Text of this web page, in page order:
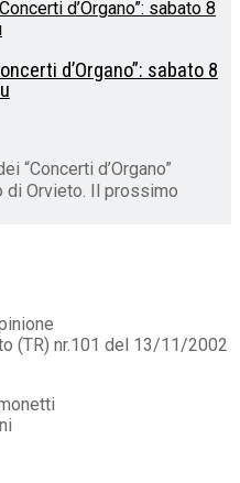
d’Organo”: sabato 8
d’Organo”
di Orvieto. Il prossimo
(TR) nr.101 del 13/11/2002